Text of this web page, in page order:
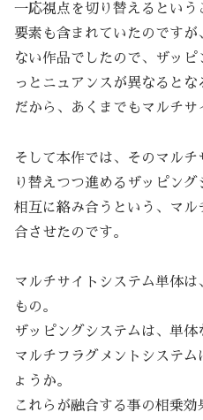
一応視点を切り替えるとい
要素も含まれていたのです
ない作品でしたので、ザッピ
っとニュアンスが異なるとな
だから、あくまでもマルチサ
そして本作では、そのマル
り替えつつ進めるザッピン
相互に絡み合うという、マ
合させたのです。
マルチサイトシステム単体
もの。
ザッピングシステムは、単体
マルチフラグメントシステ
ょうか。
これらが融合する事の相乗